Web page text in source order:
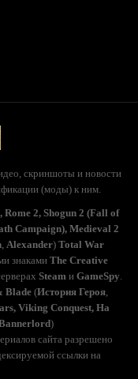
скриншоты и новости
(моды) к ним.
2, Shogun 2 (Fall of
Campaign), Medieval 2
, Alexander) Total War
знакамиThe Creative
Steam и GameSpy
Blade(История Героя,
Viking Conquest, На
)
сайта разрешено
ссылки на